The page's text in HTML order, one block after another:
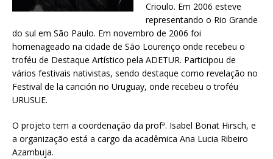
Crioulo. Em 2006 esteve
representando o Rio Grande
do sul em São Paulo. Em novembro de 2006 foi
homenageado na cidade de São Lourenço onde recebeu o
troféu de Destaque Artístico pela ADETUR. Participou de
vários festivais nativistas, sendo destaque como revelação no
Festival de la canción no Uruguay, onde recebeu o troféu
URUSUE.
O projeto tem a coordenação da profª. Isabel Bonat Hirsch, e
a organização está a cargo da acadêmica Ana Lucia Ribeiro
Azambuja.